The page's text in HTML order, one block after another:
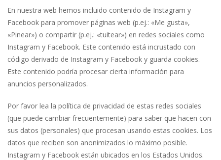
En nuestra web hemos incluido contenido de Instagram y
Facebook para promover páginas web (p.ej.: «Me gusta»,
«Pinear») o compartir (p.ej.: «tuitear») en redes sociales como
Instagram y Facebook. Este contenido está incrustado con
código derivado de Instagram y Facebook y guarda cookies.
Este contenido podría procesar cierta información para
anuncios personalizados.
Por favor lea la política de privacidad de estas redes sociales
(que puede cambiar frecuentemente) para saber que hacen con
sus datos (personales) que procesan usando estas cookies. Los
datos que reciben son anonimizados lo máximo posible.
Instagram y Facebook están ubicados en los Estados Unidos.